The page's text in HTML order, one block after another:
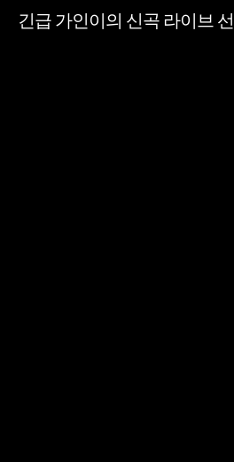
긴급 가인이의 신곡 라이브